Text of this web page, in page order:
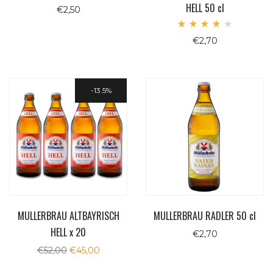
€2,50
HELL 50 cl
4.00
€2,70
13.5%
MULLERBRAU ALTBAYRISCH
HELL x 20
€52,00 Il
€45,00Il
MULLERBRAU RADLER 50 cl
€2,70